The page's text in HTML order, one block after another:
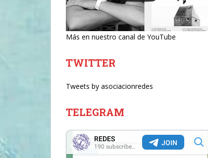
Más en nuestro canal de YouTube
TWITTER
Tweets by asociacionredes
TELEGRAM